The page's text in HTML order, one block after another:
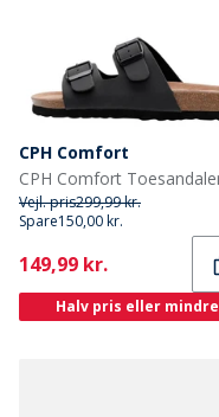
CPH Comfort
Vejl. pris299,99 kr.
Spare150,00 kr.
Current
149,99 kr.
Halv pris eller mindre